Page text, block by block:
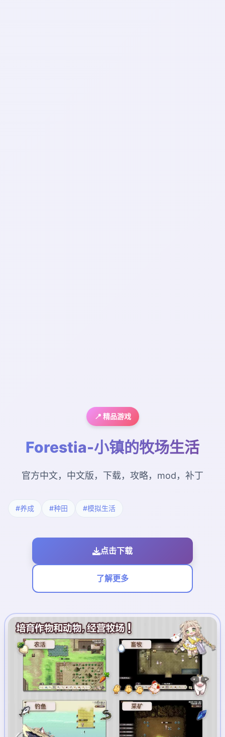
📍 精品游戏
Forestia-小镇的牧场生活
官方中文，中文版，下载，攻略，mod，补丁
#养成 #种田 #模拟生活
点击下载
了解更多